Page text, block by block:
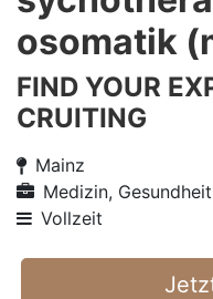
osomatik
FIND YOUR
CRUITING
Mainz
Medizin,
Vollzeit